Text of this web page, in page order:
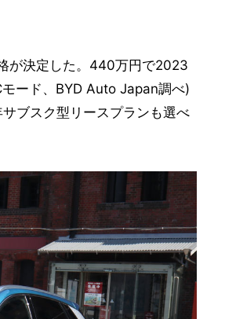
が決定した。440万円で2023
ード、BYD Auto Japan調べ)
ブスク型リースプランも選べ